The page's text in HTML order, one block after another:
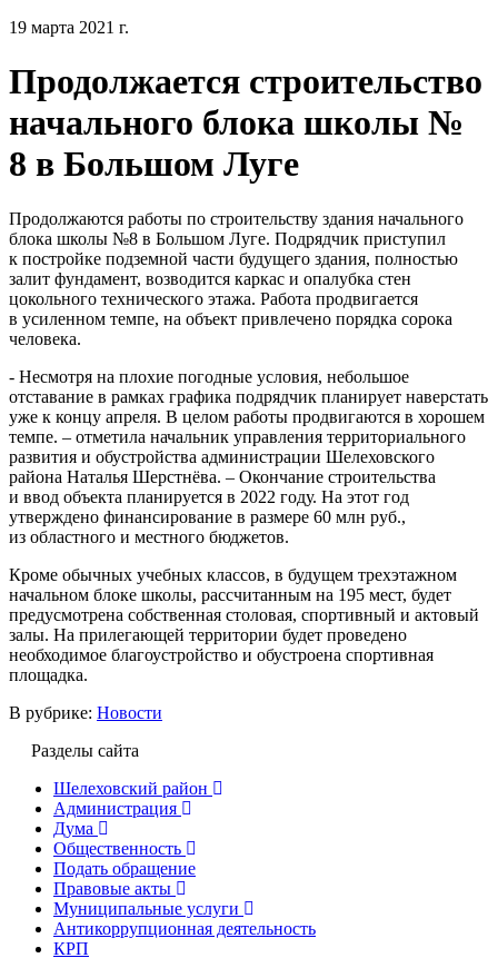
19 марта 2021 г.
Продолжается строительство
начального блока школы №
8 в Большом Луге
Продолжаются работы по строительству здания начального
блока школы №8 в Большом Луге. Подрядчик приступил
к постройке подземной части будущего здания, полностью
залит фундамент, возводится каркас и опалубка стен
цокольного технического этажа. Работа продвигается
в усиленном темпе, на объект привлечено порядка сорока
человека.
- Несмотря на плохие погодные условия, небольшое
отставание в рамках графика подрядчик планирует наверстать
уже к концу апреля. В целом работы продвигаются в хорошем
темпе. – отметила начальник управления территориального
развития и обустройства администрации Шелеховского
района Наталья Шерстнёва. – Окончание строительства
и ввод объекта планируется в 2022 году. На этот год
утверждено финансирование в размере 60 млн руб.,
из областного и местного бюджетов.
Кроме обычных учебных классов, в будущем трехэтажном
начальном блоке школы, рассчитанным на 195 мест, будет
предусмотрена собственная столовая, спортивный и актовый
залы. На прилегающей территории будет проведено
необходимое благоустройство и обустроена спортивная
площадка.
В рубрике: Новости
Разделы сайта
Шелеховский район
Администрация
Дума
Общественность
Подать обращение
Правовые акты
Муниципальные услуги
Антикоррупционная деятельность
КРП